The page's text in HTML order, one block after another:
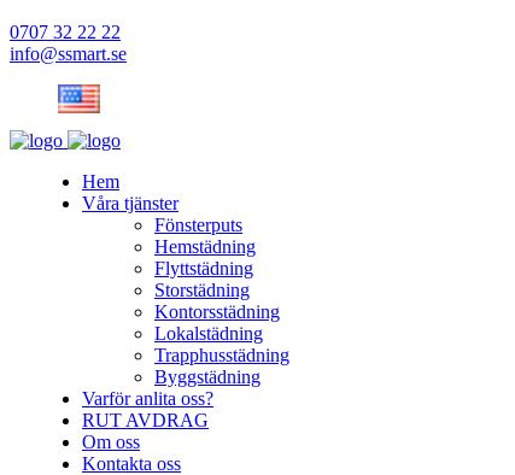
0707 32 22 22
info@ssmart.se
Hem
Våra tjänster
Fönsterputs
Hemstädning
Flyttstädning
Storstädning
Kontorsstädning
Lokalstädning
Trapphusstädning
Byggstädning
Varför anlita oss?
RUT AVDRAG
Om oss
Kontakta oss